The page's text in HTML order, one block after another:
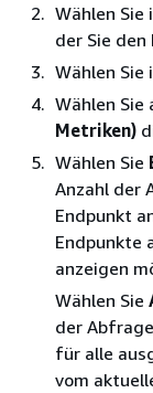
Wählen Sie
der Sie
Wählen Sie
Wählen
Metriken)
Wählen Sie
Anzahl der
Endpunkt
Endpunkte
anzeigen
Wählen Sie
der
für alle
vom